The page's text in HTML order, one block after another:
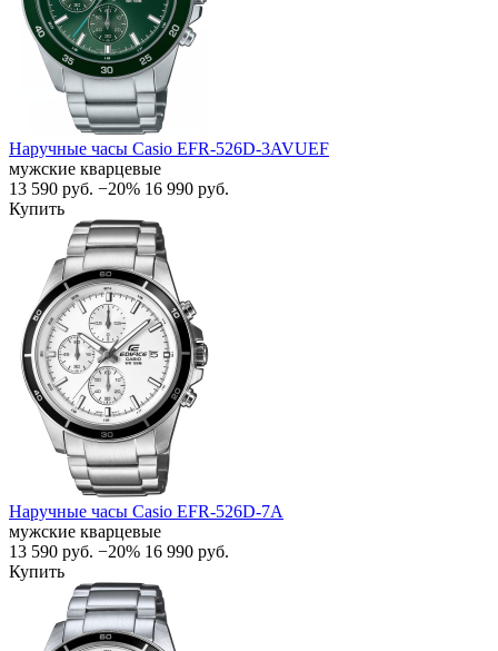
Наручные часы Casio EFR-526D-3AVUEF
мужские кварцевые
13 590 руб. −20% 16 990 руб.
Купить
Наручные часы Casio EFR-526D-7A
мужские кварцевые
13 590 руб. −20% 16 990 руб.
Купить